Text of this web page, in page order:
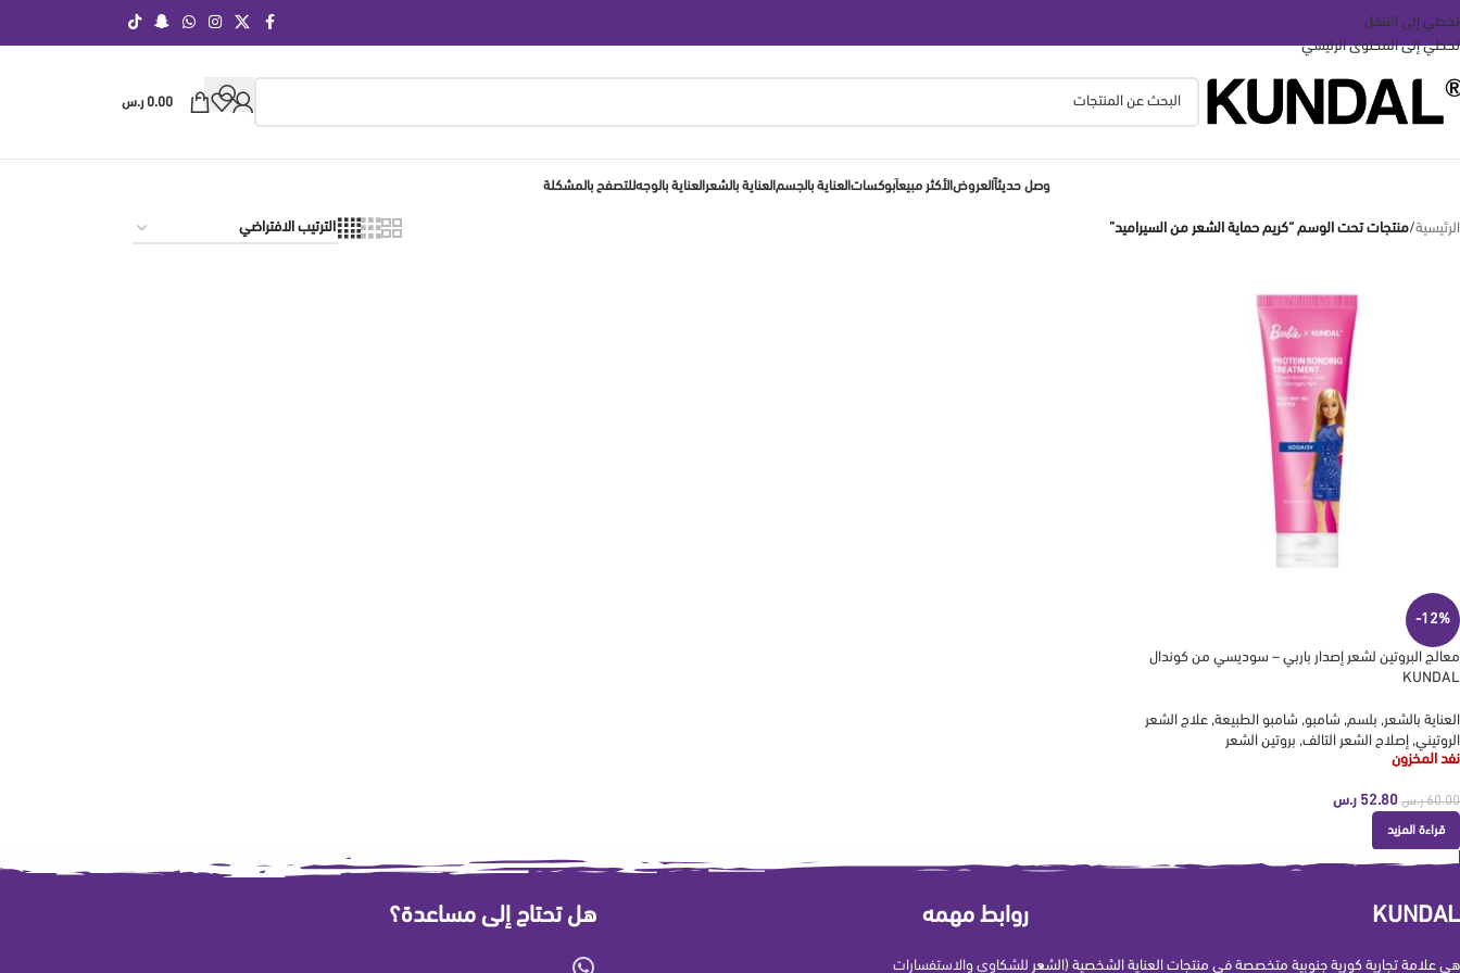
تخطي إلى التنقل
تخطي إلى المحتوى الرئيسي
0.00 ر.س
وصل حديثاً العروض الأكثر مبيعاَبوكسات العناية بالجسم العناية بالشعر العناية بالوجهللتصفح بالمشكلة
الرئيسية/منتجات تحت الوسم “كريم حماية الشعر من السيراميد”
-12%
معالج البروتين لشعر إصدار باربي – سوديسي من كوندال
KUNDAL
العناية بالشعر, بلسم, شامبو, شامبو الطبيعة, علاج الشعر
الروتيني, إصلاح الشعر التالف, بروتين الشعر
نفد المخزون
60.00 ر.س 52.80 ر.س
قراءة المزيد
KUNDAL
هي علامة تجارية كورية جنوبية متخصصة في منتجات العناية الشخصية (الشعر
روابط مهمه
للشكاوي والاستفسارات
هل تحتاج إلى مساعدة؟